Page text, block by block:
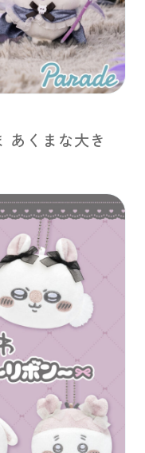
あくまな大き